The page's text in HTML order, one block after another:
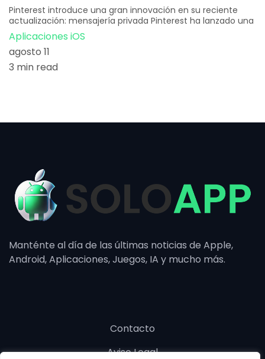
Pinterest introduce una gran innovación en su reciente
actualización: mensajería privada Pinterest ha lanzado una
Aplicaciones iOS
agosto 11
3 min read
Manténte al día de las últimas noticias de Apple,
Android, Aplicaciones, Juegos, IA y mucho más.
Contacto
Aviso Legal